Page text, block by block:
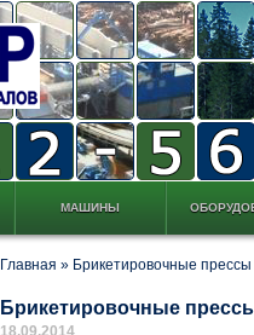
МАШИНЫ
Главная » Брикетировочные
Брикетировочные
18.09.2014